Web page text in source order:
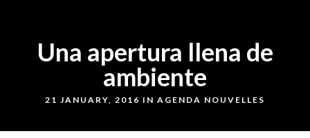
Una apertura llena de
ambiente
21 JANUARY, 2016 IN AGENDA NOUVELLES